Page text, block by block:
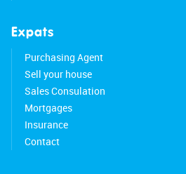
Expats
Purchasing Agent
Sell your house
Sales Consulation
Mortgages
Insurance
Contact